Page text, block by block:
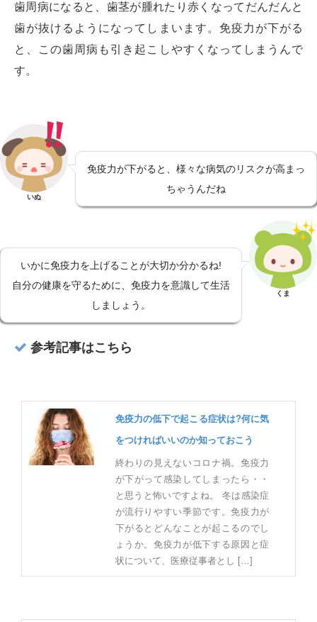
歯周病になると、歯茎が腫れたり赤くなってだんだんと
歯が抜けるようになってしまいます。免疫力が下がる
と、この歯周病も引き起こしやすくなってしまうんで
す。
いぬ
免疫力が下がると、様々な病気のリスクが高まっ
ちゃうんだね
いかに免疫力を上げることが大切か分かるね!
自分の健康を守るために、免疫力を意識して生活
しましょう。
くま
参考記事はこちら
免疫力の低下で起こる症状は?何に気
をつければいいのか知っておこう
終わりの見えないコロナ禍。免疫力
が下がって感染してしまったら・・
と思うと怖いですよね。 冬は感染症
が流行りやすい季節です。免疫力が
下がるとどんなことが起こるのでし
ょうか。免疫力が低下する原因と症
状について、医療従事者とし […]